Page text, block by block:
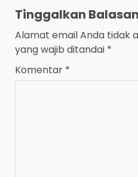
Tinggalkan Balasan
Alamat email Anda tidak
yang wajib ditandai *
Komentar *